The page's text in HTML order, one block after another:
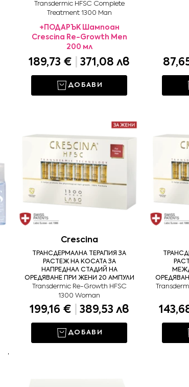
Transdermic HFSC Complete
Treatment 1300 Man
+ПОДАРЪК Шампоан
Crescina Re-Growth Men
200 мл
189,73 € 371,08 лв
ДОБАВИ
Crescina
ТРАНСДЕРМАЛНА ТЕРАПИЯ ЗА
РАСТЕЖ НА КОСАТА ЗА
НАПРЕДНАЛ СТАДИЙ НА
ОРЕДЯВАНЕ ПРИ ЖЕНИ 20 АМПУЛИ
Transdermic Re-Growth HFSC
1300 Woman
199,16 € 389,53 лв
ДОБАВИ